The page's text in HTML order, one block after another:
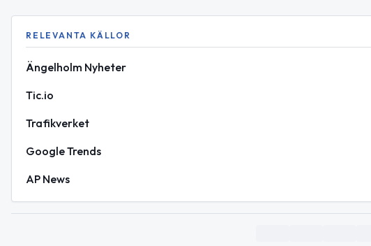
RELEVANTA KÄLLOR
Ängelholm Nyheter
Tic.io
Trafikverket
Google Trends
AP News